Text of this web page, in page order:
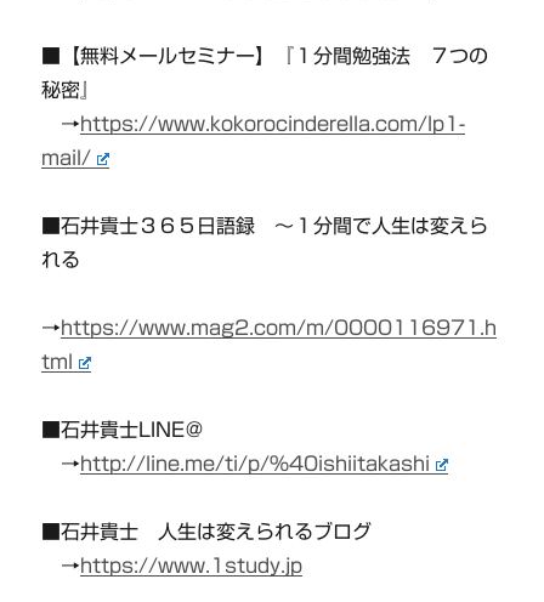
■【無料メールセミナー】『１分間勉強法 ７つの
秘密』
→https://www.kokorocinderella.com/lp1-
mail/
■石井貴士３６５日語録 〜１分間で人生は変えら
れる
→https://www.mag2.com/m/0000116971.h
tml
■石井貴士LINE＠
→http://line.me/ti/p/%40ishiitakashi
■石井貴士 人生は変えられるブログ
→https://www.1study.jp